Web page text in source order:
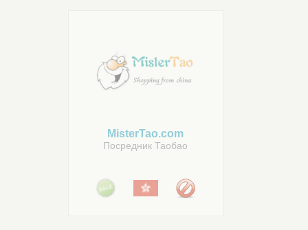
MisterTao.com
Посредник Таобао